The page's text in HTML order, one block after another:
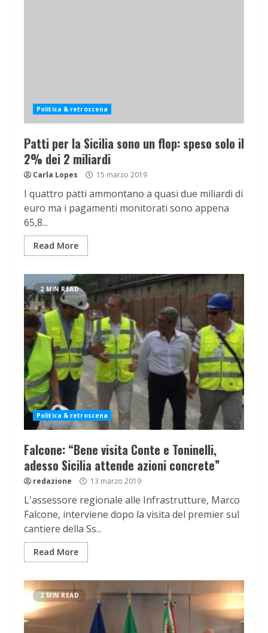
Politica & retroscena
Patti per la Sicilia sono un flop: speso solo il
2% dei 2 miliardi
Carla Lopes 15 marzo 2019
I quattro patti ammontano a quasi due miliardi di
euro ma i pagamenti monitorati sono appena
65,8...
Read More
2 MIN READ
Politica & retroscena
Falcone: “Bene visita Conte e Toninelli,
adesso Sicilia attende azioni concrete”
redazione 13 marzo 2019
L'assessore regionale alle Infrastrutture, Marco
Falcone, interviene dopo la visita del premier sul
cantiere della Ss...
Read More
2 MIN READ